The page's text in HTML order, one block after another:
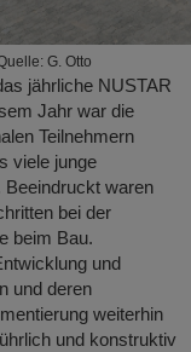
G. Otto
jährliche NUSTAR
Jahr war die
Teilnehmern
viele junge
waren
bei der
beim Bau.
und
und deren
weiterhin
und konstruktiv